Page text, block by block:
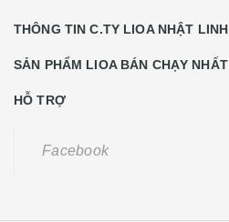
THÔNG TIN C.TY LIOA NHẬT LINH
SẢN PHẨM LIOA BÁN CHẠY NHẤT
HỖ TRỢ
Facebook